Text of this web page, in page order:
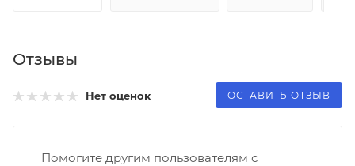
Отзывы
Нет оценок ОСТАВИТЬ ОТЗЫВ
Помогите другим пользователям с